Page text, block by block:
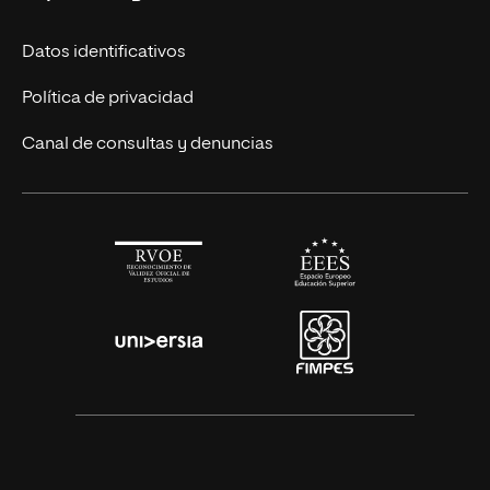
Títulos Americanos
Alianza Newman
Únete a nosotros
Actualidad
Solicita información
Datos identificativos
Política de privacidad
Canal de consultas y denuncias